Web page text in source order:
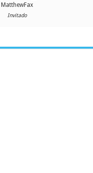
MatthewFax
Invitado